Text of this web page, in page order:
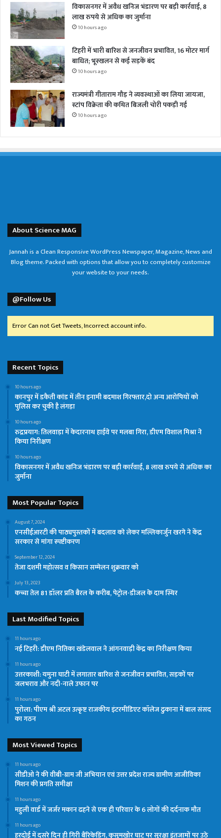
विकासनगर में अवैध खनिज भंडारण पर बड़ी कार्रवाई, 8
लाख रुपये से अधिक का जुर्माना
10 hours ago
टिहरी में भारी बारिश से जनजीवन प्रभावित, 16 मोटर मार्ग
बाधित; भूस्खलन से कई सड़कें बंद
10 hours ago
राज्यमंत्री गीताराम गौड़ ने व्यवस्थाओं का लिया जायजा,
स्टांप विक्रेता की कथित बिजली चोरी पकड़ी गई
10 hours ago
About Science MAG
Jannah is a Clean Responsive WordPress Newspaper, Magazine, News and
Blog theme. Packed with options that allow you to completely customize
your website to your needs.
@Follow Us
Error Can not Get Tweets, Incorrect account info.
Recent Topics
10 hours ago
कानपुर में डकैती कांड में तीन इनामी बदमाश गिरफ्तार,दो अन्य आरोपियों को
पुलिस कर चुकी है लंगड़ा
10 hours ago
रुद्रप्रयाग: तिलवाड़ा में केदारनाथ हाईवे पर मलबा गिरा, डीएम विशाल मिश्रा ने
किया निरीक्षण
10 hours ago
विकासनगर में अवैध खनिज भंडारण पर बड़ी कार्रवाई, 8 लाख रुपये से अधिक का
जुर्माना
Most Popular Topics
August 7, 2024
एनसीईआरटी की पाठ्यपुस्तकों में बदलाव काे लेकर मल्लिकार्जुन खरगे ने केंद्र
सरकार से मांगा स्पष्टीकरण
September 12, 2024
तेजा दशमी महोत्सव व किसान सम्मेलन शुक्रवार को
July 13, 2023
कच्चा तेल 81 डॉलर प्रति बैरल के करीब, पेट्रोल-डीजल के दाम स्थिर
Last Modified Topics
11 hours ago
नई टिहरी: डीएम नितिका खंडेलवाल ने आंगनवाड़ी केंद्र का निरीक्षण किया
11 hours ago
उत्तरकाशी: यमुना घाटी में लगातार बारिश से जनजीवन प्रभावित, सड़कों पर
जलभराव और नदी-नाले उफान पर
11 hours ago
पुरोला: पीएम श्री अटल उत्कृष्ट राजकीय इंटरमीडिएट कॉलेज ढुकाना में बाल संसद
का गठन
Most Viewed Topics
11 hours ago
सीडीओ ने की वीबी-ग्राम जी अभियान एवं उत्तर प्रदेश राज्य ग्रामीण आजीविका
मिशन की प्रगति समीक्षा
11 hours ago
महुली वार्ड में जर्जर मकान ढहने से एक ही परिवार के 6 लोगों की दर्दनाक मौत
11 hours ago
हरदोई में दूसरे दिन ही गिरी बैरिकेडिंग, कुसुमखोर घाट पर सुरक्षा इंतजामों पर उठे